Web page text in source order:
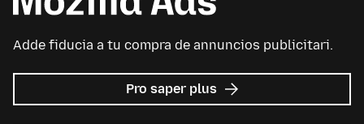
Adde fiducia a tu compra de annuncios publicitari.
Pro saper plus re
Avisos